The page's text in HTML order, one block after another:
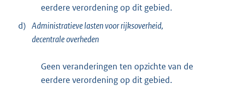
eerdere verordening op dit gebied.
d) Administratieve lasten voor rijksoverheid,
decentrale overheden
Geen veranderingen ten opzichte van de
eerdere verordening op dit gebied.